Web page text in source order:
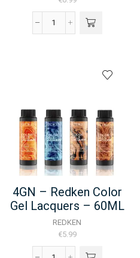
4BC
60ML
aantal
4GN – Redken Color
Gel Lacquers – 60ML
REDKEN
€5.99